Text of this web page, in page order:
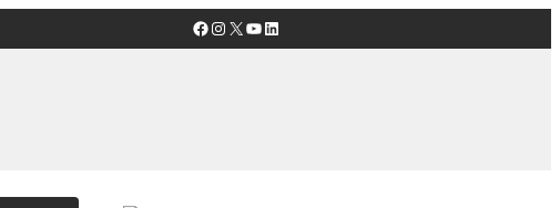
Facebook
Instagram
X YouTube
LinkedIn